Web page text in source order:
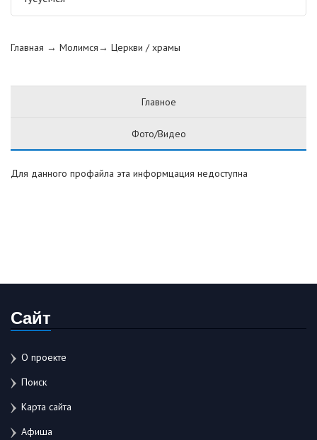
Главная → Молимся→ Церкви / храмы
Главное
Фото/Видео
Для данного профайла эта информцация недоступна
Сайт
О проекте
Поиск
Карта сайта
Афиша